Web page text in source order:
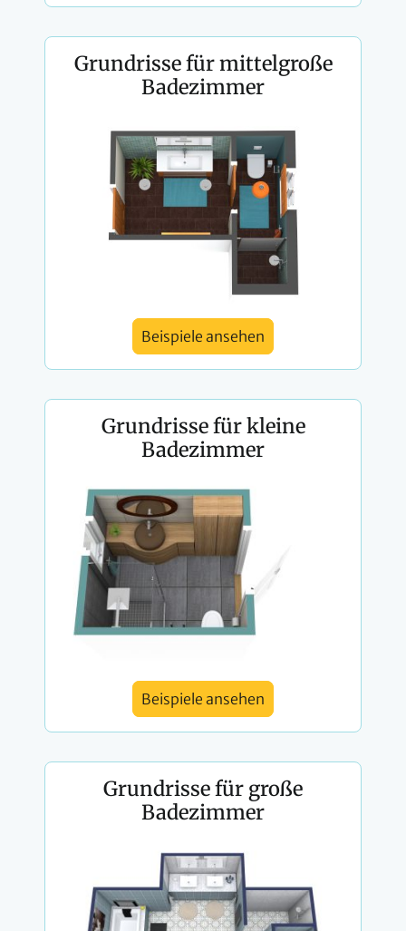
Grundrisse für mittelgroße
Badezimmer
Beispiele ansehen
Grundrisse für kleine
Badezimmer
Beispiele ansehen
Grundrisse für große
Badezimmer